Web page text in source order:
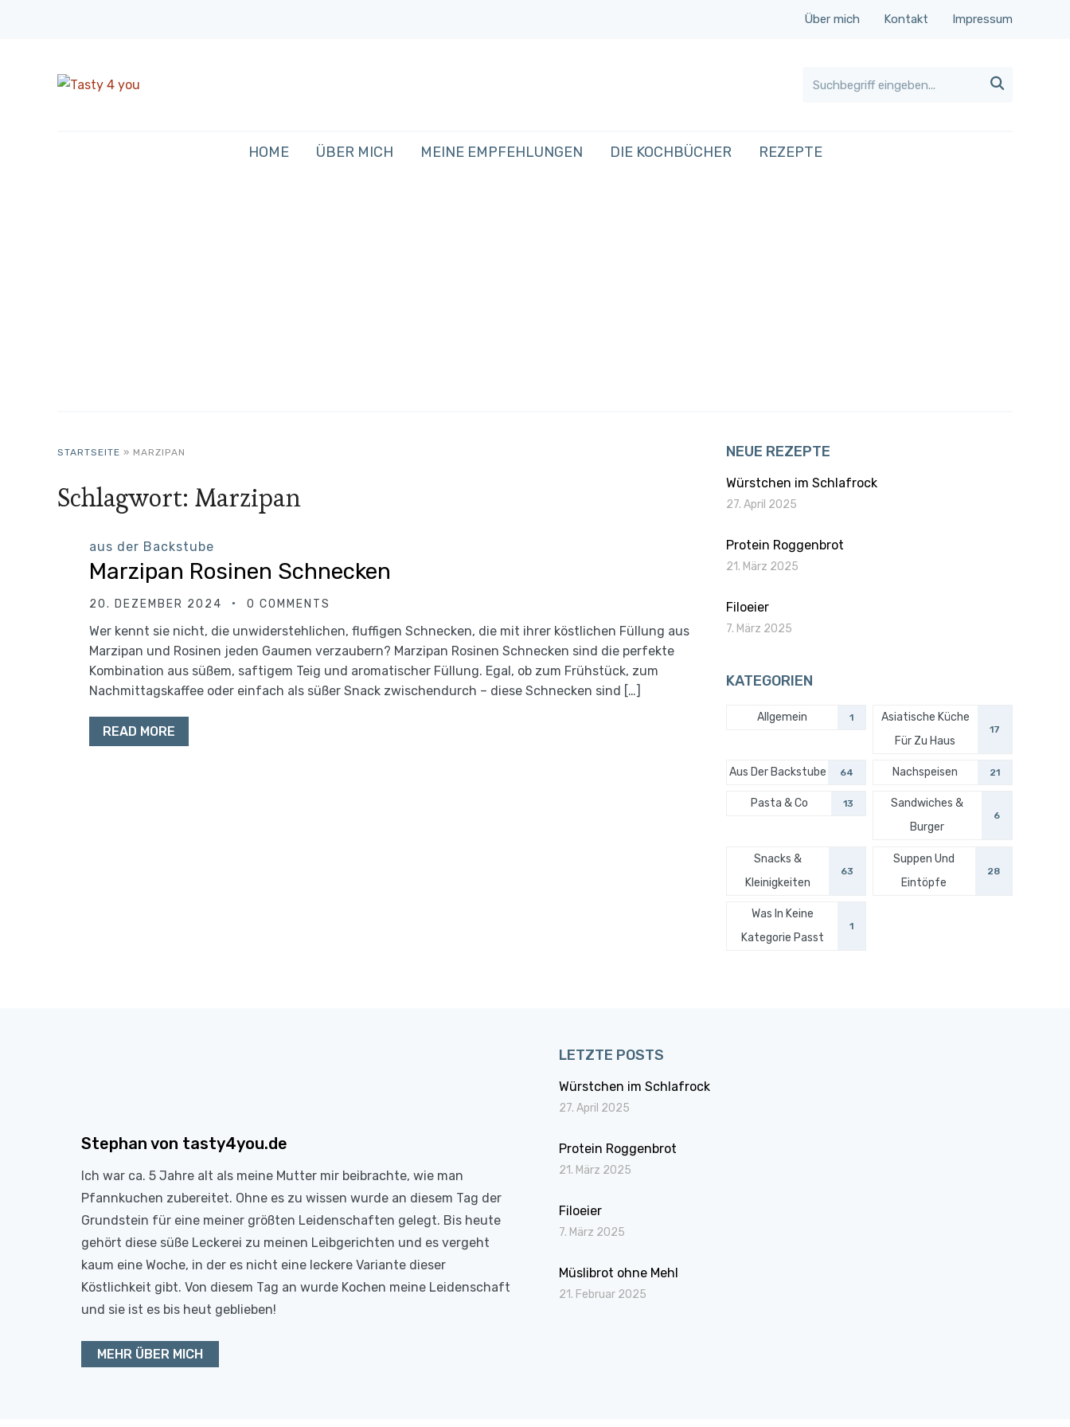
Über mich Kontakt Impressum

HOME ÜBER MICH MEINE EMPFEHLUNGEN DIE KOCHBÜCHER REZEPTE
STARTSEITE » MARZIPAN
Schlagwort: Marzipan
aus der Backstube
Marzipan Rosinen Schnecken
20. DEZEMBER 2024 0 COMMENTS
Wer kennt sie nicht, die unwiderstehlichen, fluffigen Schnecken, die mit ihrer köstlichen Füllung aus
Marzipan und Rosinen jeden Gaumen verzaubern? Marzipan Rosinen Schnecken sind die perfekte
Kombination aus süßem, saftigem Teig und aromatischer Füllung. Egal, ob zum Frühstück, zum
Nachmittagskaffee oder einfach als süßer Snack zwischendurch – diese Schnecken sind […]
READ MORE
NEUE REZEPTE
Würstchen im Schlafrock
27. April 2025
Protein Roggenbrot
21. März 2025
Filoeier
7. März 2025
KATEGORIEN
Allgemein 1
Asiatische Küche
Für Zu Haus
17
Aus Der Backstube 64 Nachspeisen 21
Pasta & Co 13
Sandwiches &
Burger
6
Snacks &
Kleinigkeiten
63
Suppen Und
Eintöpfe
28
Was In Keine
Kategorie Passt
1
Stephan von tasty4you.de
Ich war ca. 5 Jahre alt als meine Mutter mir beibrachte, wie man
Pfannkuchen zubereitet. Ohne es zu wissen wurde an diesem Tag der
Grundstein für eine meiner größten Leidenschaften gelegt. Bis heute
gehört diese süße Leckerei zu meinen Leibgerichten und es vergeht
kaum eine Woche, in der es nicht eine leckere Variante dieser
Köstlichkeit gibt. Von diesem Tag an wurde Kochen meine Leidenschaft
und sie ist es bis heut geblieben!
MEHR ÜBER MICH
LETZTE POSTS
Würstchen im Schlafrock
27. April 2025
Protein Roggenbrot
21. März 2025
Filoeier
7. März 2025
Müslibrot ohne Mehl
21. Februar 2025